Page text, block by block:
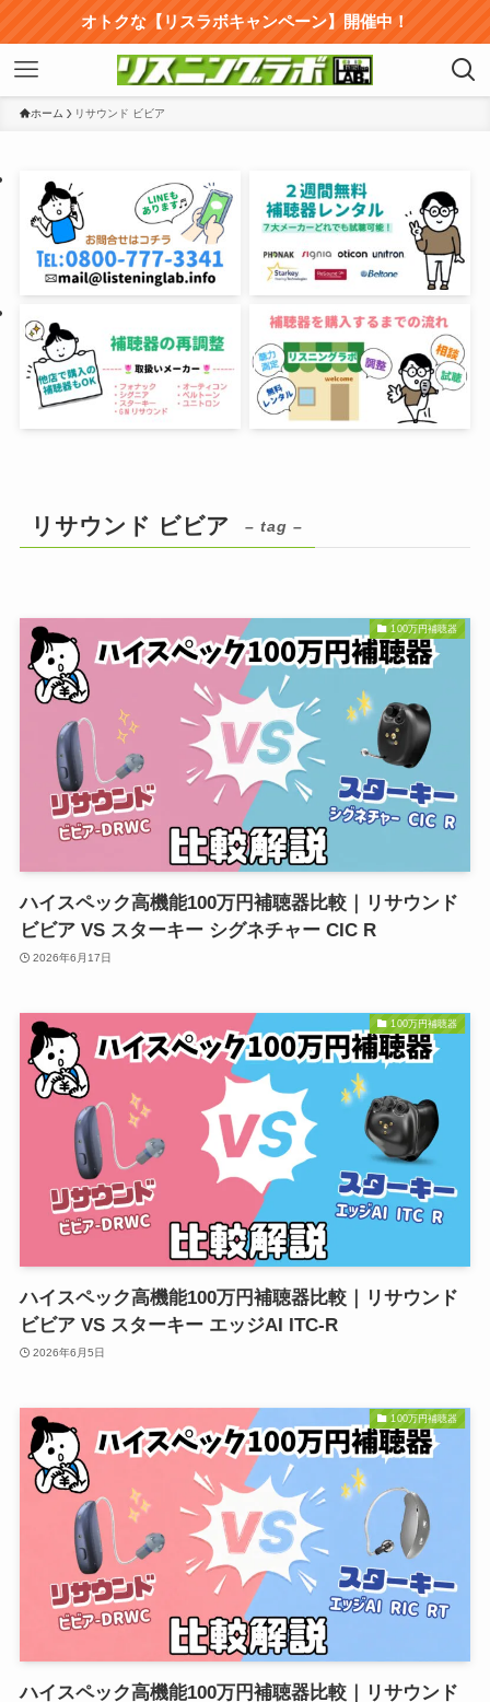
オトクな【リスラボキャンペーン】開催中！
ホーム リサウンド ビビア
リサウンド ビビア – tag –
100万円補聴器
ハイスペック高機能100万円補聴器比較｜リサウンド
ビビア VS スターキー シグネチャー CIC R
2026年6月17日
100万円補聴器
ハイスペック高機能100万円補聴器比較｜リサウンド
ビビア VS スターキー エッジAI ITC-R
2026年6月5日
100万円補聴器
ハイスペック高機能100万円補聴器比較｜リサウンド